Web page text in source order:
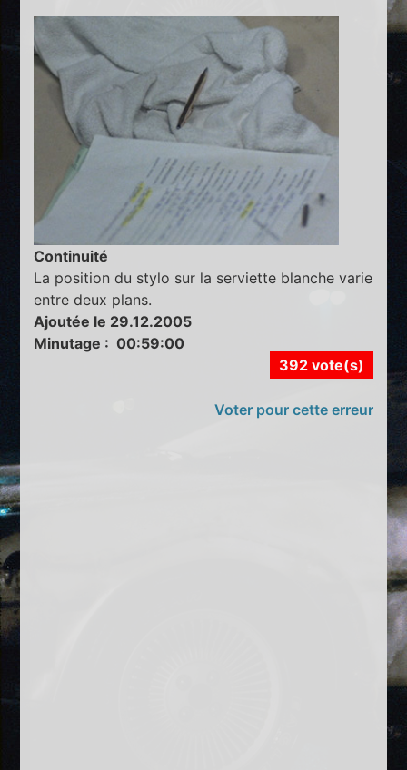
Continuité
La position du stylo sur la serviette blanche varie
entre deux plans.
Ajoutée le 29.12.2005
Minutage : 00:59:00
392 vote(s)
Voter pour cette erreur